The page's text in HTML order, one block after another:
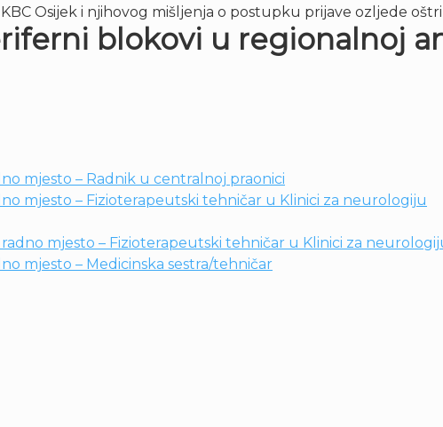
Osijek i njihovog mišljenja o postupku prijave ozljede
blokovi u regionalnoj
mjesto – Radnik u centralnoj praonici
mjesto – Fizioterapeutski tehničar u Klinici za neurologiju
mjesto – Fizioterapeutski tehničar u Klinici za
mjesto – Medicinska sestra/tehničar